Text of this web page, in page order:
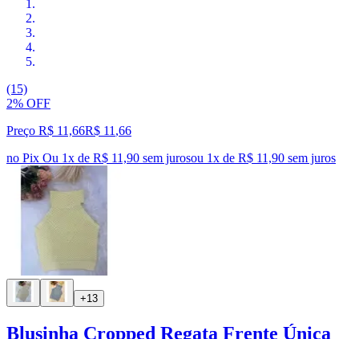
(15)
2% OFF
Preço R$ 11,66R$ 11 ,66
no Pix Ou 1x de R$ 11,90 sem jurosou 1x de R$ 11,90 sem juros
+13
Blusinha Cropped Regata Frente Única